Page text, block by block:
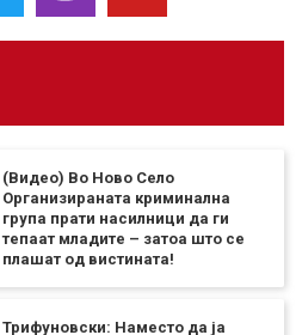
(Видео) Во Ново Село
Организираната криминална
група прати насилници да ги
тепаат младите – затоа што се
плашат од вистината!
Трифуновски: Наместо да ја